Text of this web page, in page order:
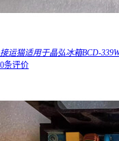
接运猫适用于晶弘冰箱BCD-
0条评价